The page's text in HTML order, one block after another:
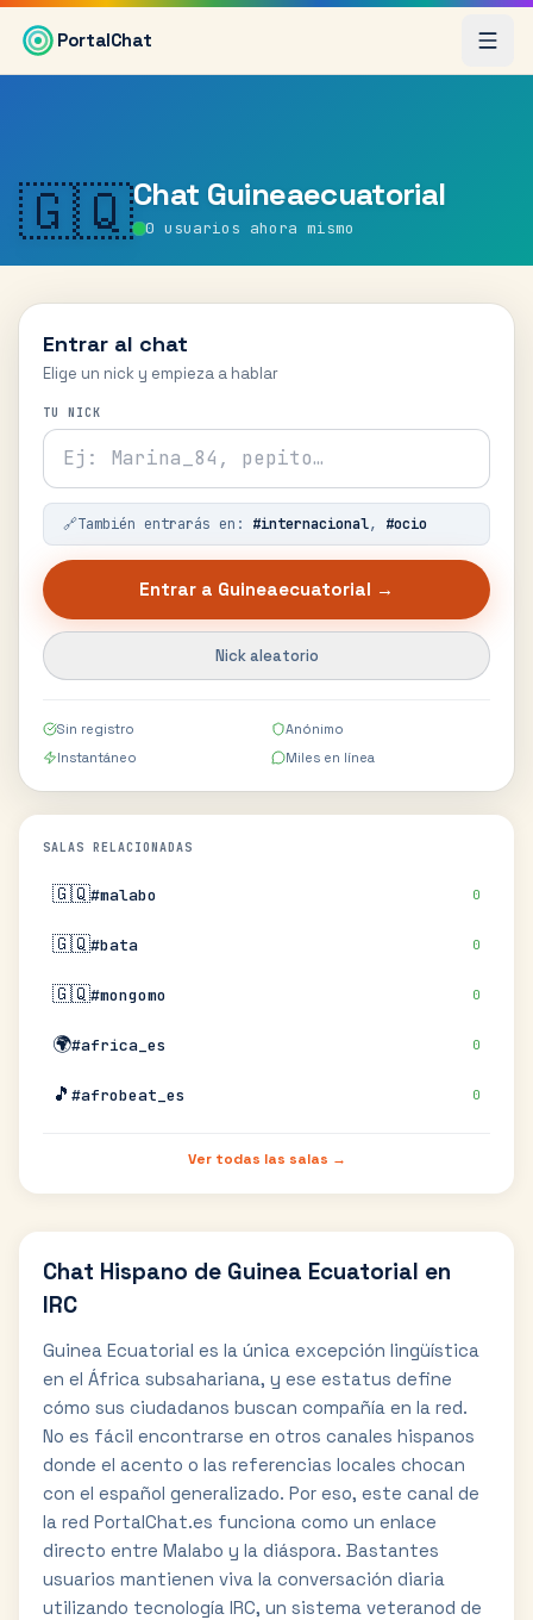
Saltar al contenido principal
PortalChat
🇬🇶Chat Guineaecuatorial
0 usuarios ahora mismo
Entrar al chat
Elige un nick y empieza a hablar
TU NICK
🔗También entrarás en: #internacional, #ocio
Entrar a Guineaecuatorial →
Nick aleatorio
Sin registro
Anónimo
Instantáneo
Miles en línea
SALAS RELACIONADAS
🇬🇶#malabo 0
🇬🇶#bata 0
🇬🇶#mongomo 0
🌍#africa_es 0
🎵 #afrobeat_es 0
Ver todas las salas →
Chat Hispano de Guinea Ecuatorial en
IRC
Guinea Ecuatorial es la única excepción lingüística
en el África subsahariana, y ese estatus define
cómo sus ciudadanos buscan compañía en la red.
No es fácil encontrarse en otros canales hispanos
donde el acento o las referencias locales chocan
con el español generalizado. Por eso, este canal de
la red PortalChat.es funciona como un enlace
directo entre Malabo y la diáspora. Bastantes
usuarios mantienen viva la conversación diaria
utilizando tecnología IRC, un sistema veteranod de